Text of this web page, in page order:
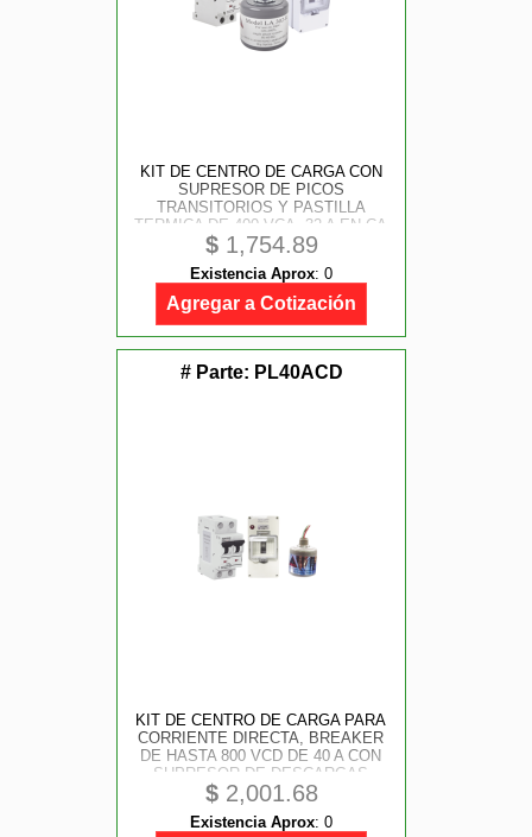
KIT DE CENTRO DE CARGA CON
SUPRESOR DE PICOS
TRANSITORIOS Y PASTILLA
TERMICA DE 400 VCA, 32 A EN CA
$1,754.89
Existencia Aprox: 0
Agregar a Cotización
# Parte: PL40ACD
KIT DE CENTRO DE CARGA PARA
CORRIENTE DIRECTA, BREAKER
DE HASTA 800 VCD DE 40 A CON
SUPRESOR DE DESCARGAS
ATMOSFÉRICAS.
$2,001.68
Existencia Aprox: 0